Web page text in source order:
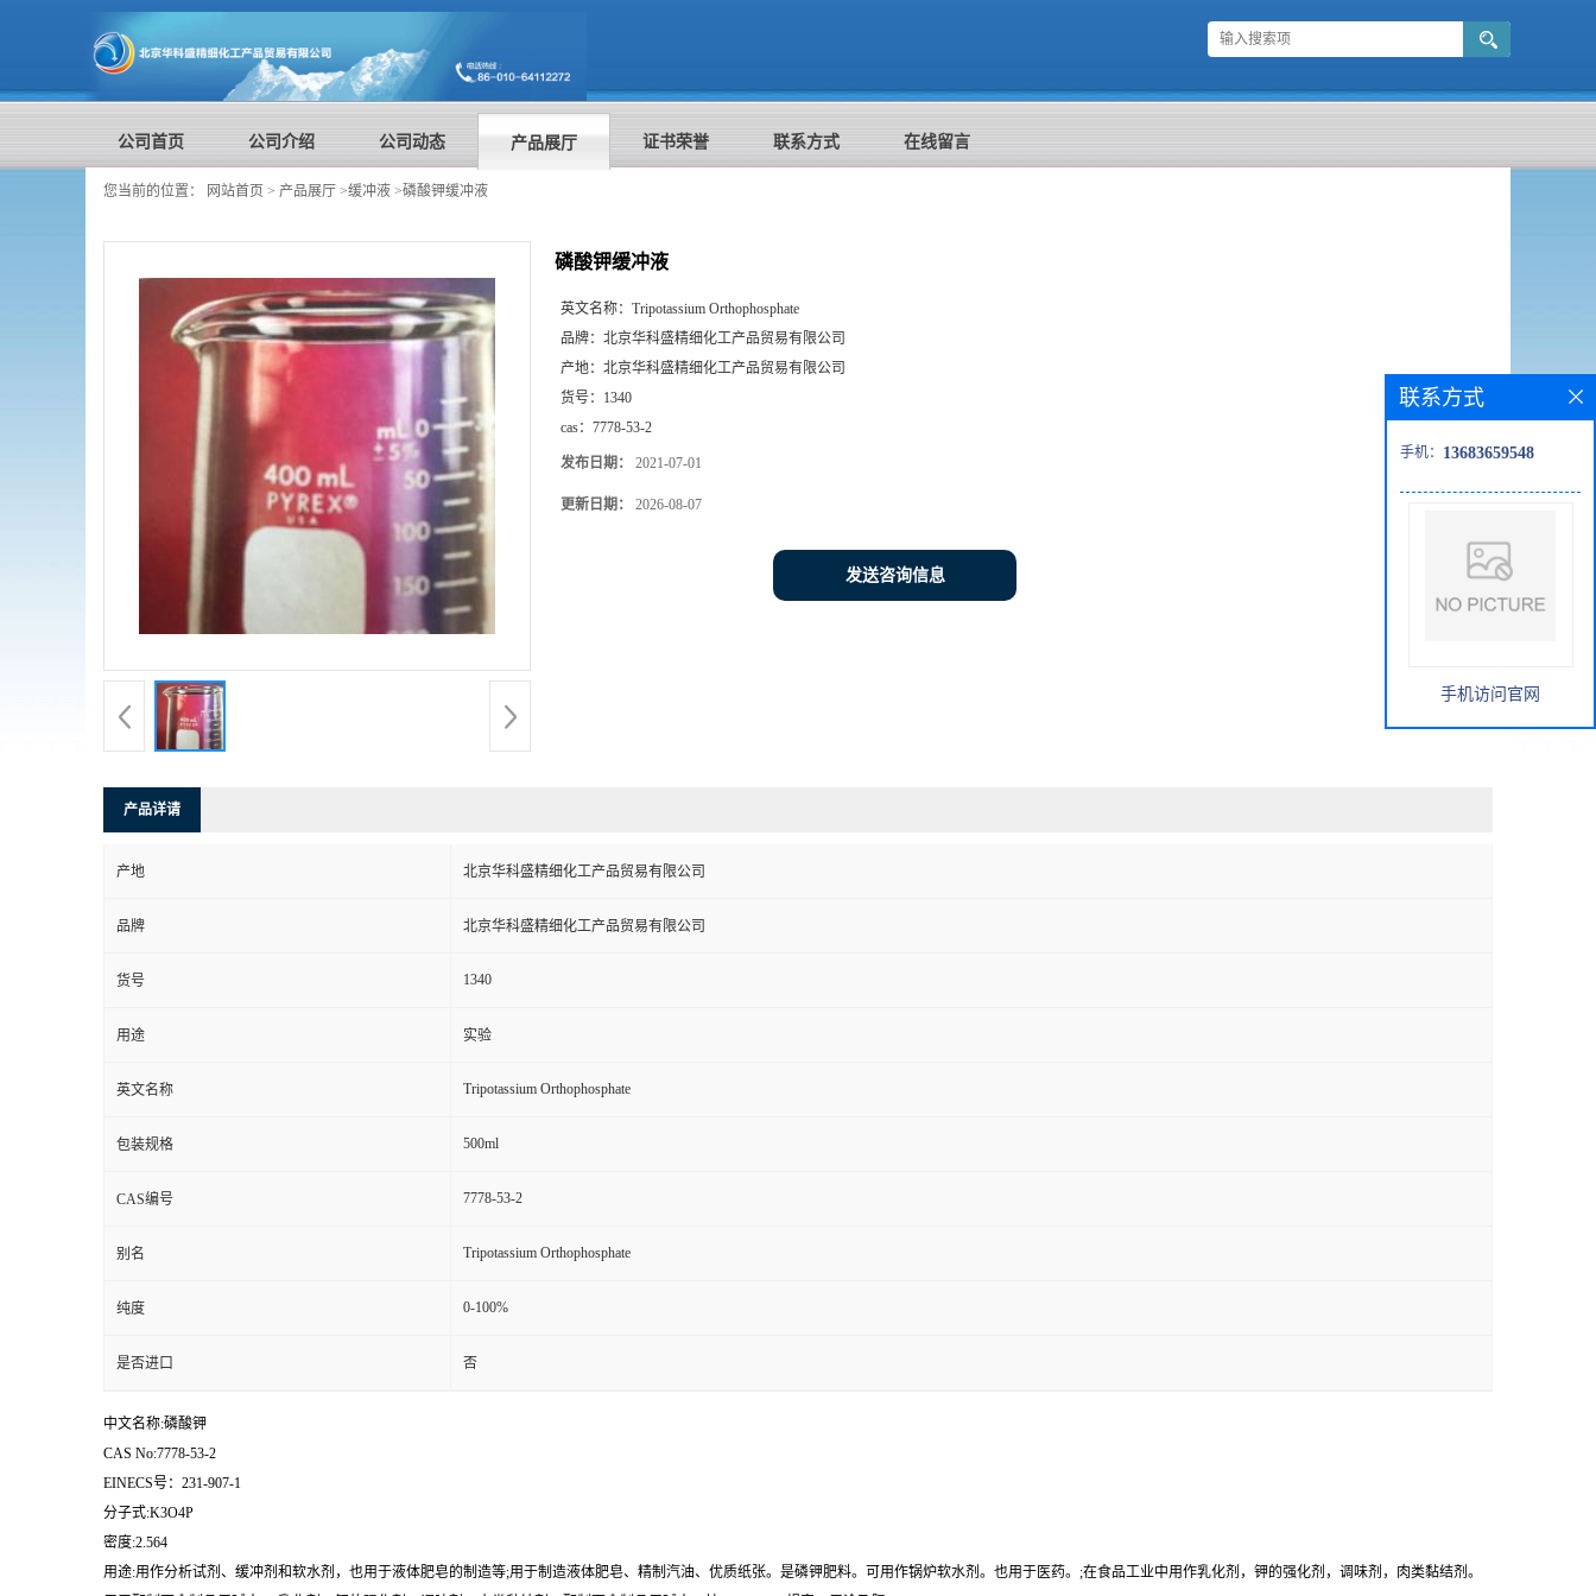
公司首页 公司介绍 公司动态 产品展厅 证书荣誉 联系方式 在线留言
您当前的位置： 网站首页 > 产品展厅 >缓冲液 >磷酸钾缓冲液
磷酸钾缓冲液
英文名称： Tripotassium Orthophosphate
品牌： 北京华科盛精细化工产品贸易有限公司
产地： 北京华科盛精细化工产品贸易有限公司
货号： 1340
cas： 7778-53-2
发布日期： 2021-07-01
更新日期： 2026-08-07
发送咨询信息
产品详请
产地 北京华科盛精细化工产品贸易有限公司
品牌 北京华科盛精细化工产品贸易有限公司
货号 1340
用途 实验
英文名称 Tripotassium Orthophosphate
包装规格 500ml
CAS编号 7778-53-2
别名 Tripotassium Orthophosphate
纯度 0-100%
是否进口 否
中文名称:磷酸钾
CAS No:7778-53-2
EINECS号：231-907-1
分子式:K3O4P
密度:2.564
用途:用作分析试剂、缓冲剂和软水剂，也用于液体肥皂的制造等;用于制造液体肥皂、精制汽油、优质纸张。是磷钾肥料。可用作锅炉软水剂。也用于医药。;在食品工业中用作乳化剂，钾的强化剂，调味剂，肉类黏结剂。
联系方式
手机： 13683659548
手机访问官网